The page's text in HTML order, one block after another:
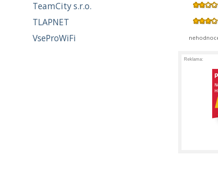
TeamCity s.r.o.
TLAPNET
VseProWiFi
Reklama: